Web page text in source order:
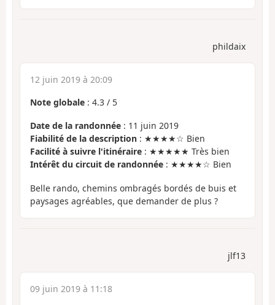
phildaix
12 juin 2019 à 20:09
Note globale : 4.3 / 5
Date de la randonnée : 11 juin 2019
Fiabilité de la description : ★★★★☆ Bien
Facilité à suivre l'itinéraire : ★★★★★ Très bien
Intérêt du circuit de randonnée : ★★★★☆ Bien
Belle rando, chemins ombragés bordés de buis et
paysages agréables, que demander de plus ?
jlf13
09 juin 2019 à 11:18